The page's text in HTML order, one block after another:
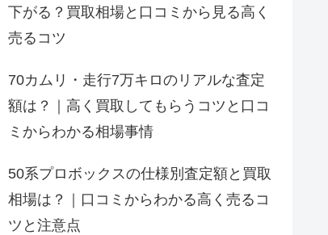
下がる？買取相場と口コミから見る高く
売るコツ
70カムリ・走行7万キロのリアルな査定
額は？｜高く買取してもらうコツと口コ
ミからわかる相場事情
50系プロボックスの仕様別査定額と買取
相場は？｜口コミからわかる高く売るコ
ツと注意点